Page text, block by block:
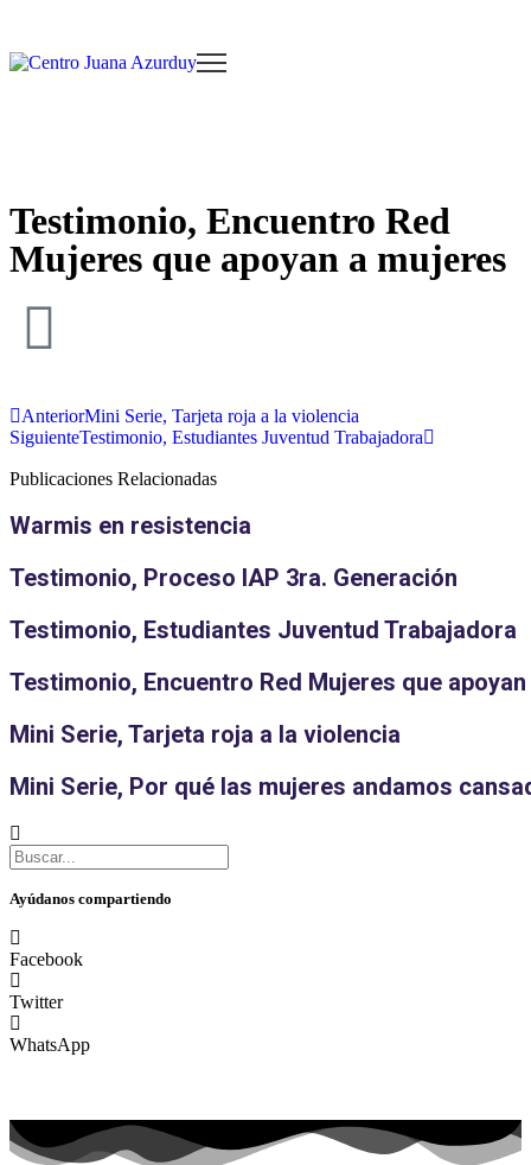
Testimonio, Encuentro Red
Mujeres que apoyan a mujeres
AnteriorMini Serie, Tarjeta roja a la violencia
SiguienteTestimonio, Estudiantes Juventud Trabajadora
Publicaciones Relacionadas
Warmis en resistencia
Testimonio, Proceso IAP 3ra. Generación
Testimonio, Estudiantes Juventud Trabajadora
Testimonio, Encuentro Red Mujeres que
Mini Serie, Tarjeta roja a la violencia
Mini Serie, Por qué las mujeres andamos
Ayúdanos compartiendo
Facebook
Twitter
WhatsApp